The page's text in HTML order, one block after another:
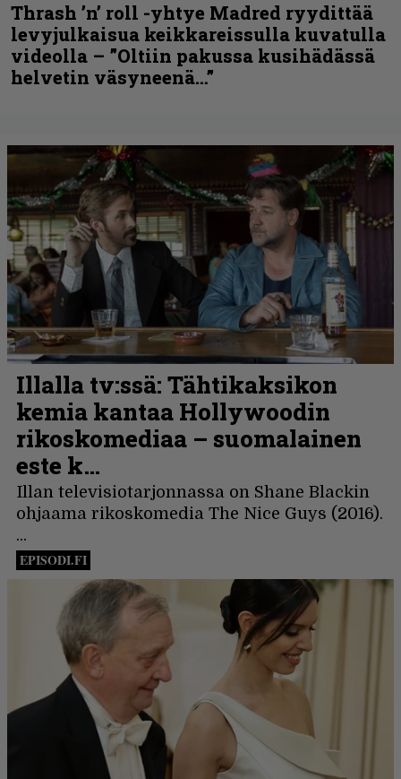
Thrash ’n’ roll -yhtye Madred ryydittää
levyjulkaisua keikkareissulla kuvatulla
videolla – ”Oltiin pakussa kusihädässä
helvetin väsyneenä…”